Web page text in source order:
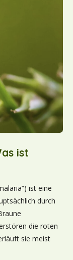
ist
ist eine
durch
die roten
sie meist